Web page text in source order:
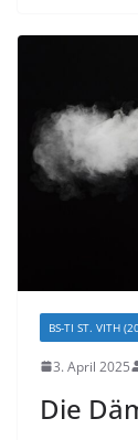
BS-TI ST. VITH
3. April 2025
Die